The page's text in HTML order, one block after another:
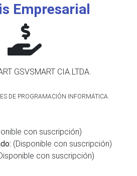
Empresarial
GSVSMART CIA.LTDA.
DE PROGRAMACIÓN INFORMÁTICA.
con suscripción)
(Disponible con suscripción)
con suscripción)